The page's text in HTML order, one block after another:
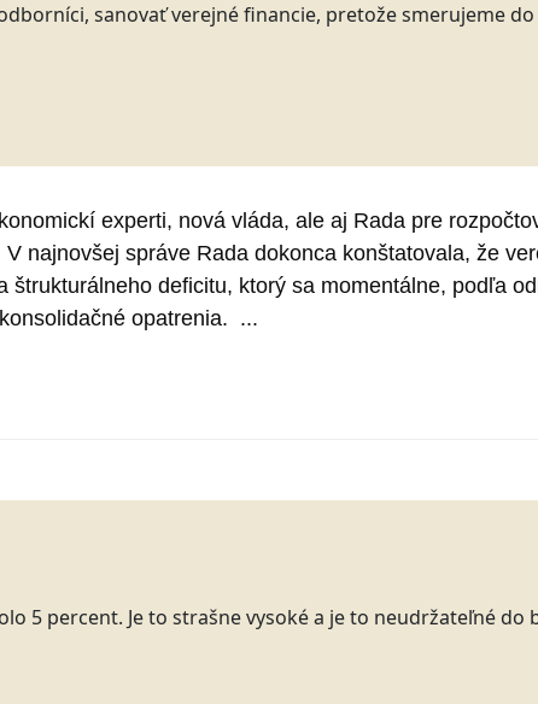
sanovať verejné financie, pretože smerujeme
experti, nová vláda, ale aj Rada pre
najnovšej správe Rada dokonca konštatovala, že
deficitu, ktorý sa momentálne, podľa
opatrenia. ...
5 percent. Je to strašne vysoké a je to neudržateľné do